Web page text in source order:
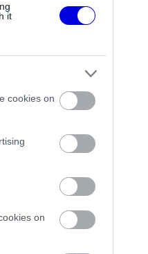
it
cookies on
on
ki